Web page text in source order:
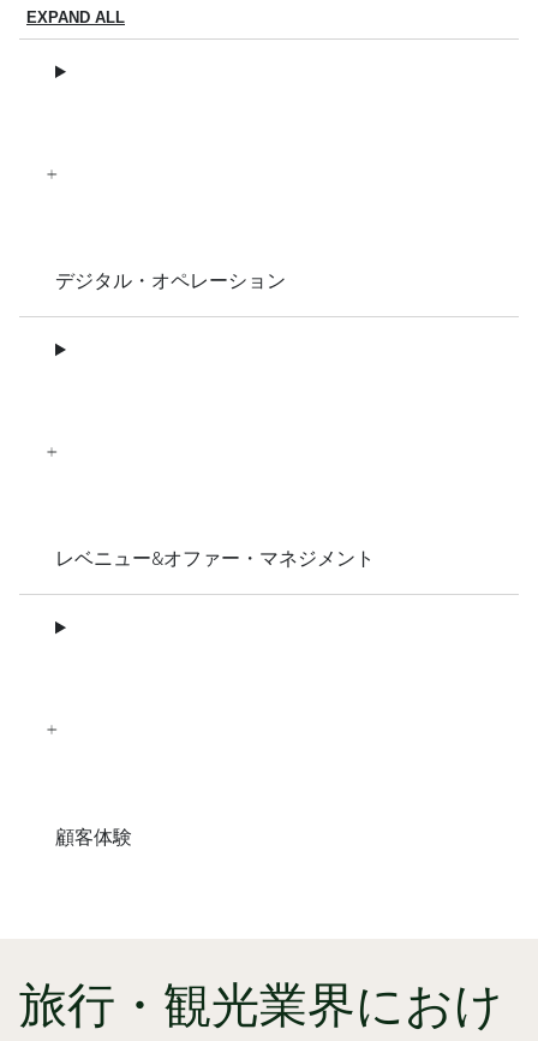
EXPAND ALL
デジタル・オペレーション
レベニュー&オファー・マネジメント
顧客体験
旅行・観光業界におけ